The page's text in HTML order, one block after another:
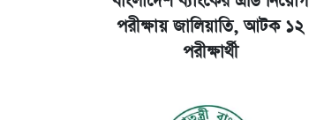
কেমব্রিজ বিশ্ববিদ্যালয়ের
পরীক্ষায় জালিয়াতি, আটক ১২
পরীক্ষার্থী